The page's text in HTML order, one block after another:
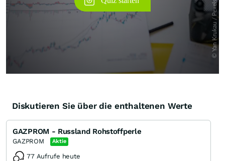
Diskutieren Sie über die enthaltenen Werte
GAZPROM - Russland Rohstoffperle
GAZPROM Aktie
77 Aufrufe heute